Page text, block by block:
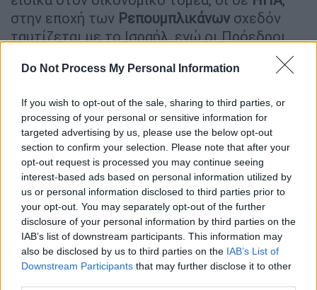
Do Not Process My Personal Information
If you wish to opt-out of the sale, sharing to third parties, or
processing of your personal or sensitive information for
targeted advertising by us, please use the below opt-out
section to confirm your selection. Please note that after your
opt-out request is processed you may continue seeing
interest-based ads based on personal information utilized by
us or personal information disclosed to third parties prior to
your opt-out. You may separately opt-out of the further
disclosure of your personal information by third parties on the
IAB’s list of downstream participants. This information may
also be disclosed by us to third parties on the IAB’s List of
Downstream Participants that may further disclose it to other
στην εποχή των Ρεπουμπλικάνων σχεδόν
ταυτίζεται με το Ισραήλ, ενώ οι Πρόεδροι
του Δημοκρατικού κόμματος κρατούν μια
σχετική ισορροπία μεταξύ των δυο πλευρών.
Νετανιάχου με τις αποφάσεις του για την
Ιερουσαλήμ, τους Ισραηλινούς εποικισμούς
στην Δυτική όχθη και τα υψίπεδα του
Γκολάν, κατά παράβαση των αποφάσεων του
Συμβουλίου Ασφαλείας του ΟΗΕ,
δημιουργώντας τετελεσμένα που
δυσχεραίνουν ακόμη περισσότερο την
επίλυση του Παλαιστινιακού προβλήματος.